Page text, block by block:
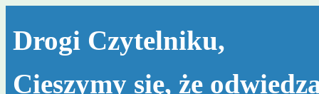
Drogi Czytelniku,
Cieszymy się, że